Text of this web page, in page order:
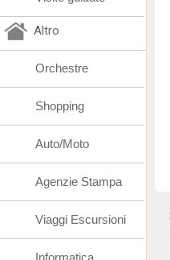
Altro
Orchestre
Shopping
Auto/Moto
Agenzie Stampa
Viaggi Escursioni
Informatica